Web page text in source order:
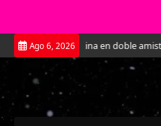
Saltar
al
contenido
Ago 6, 2026
a Argentina en doble